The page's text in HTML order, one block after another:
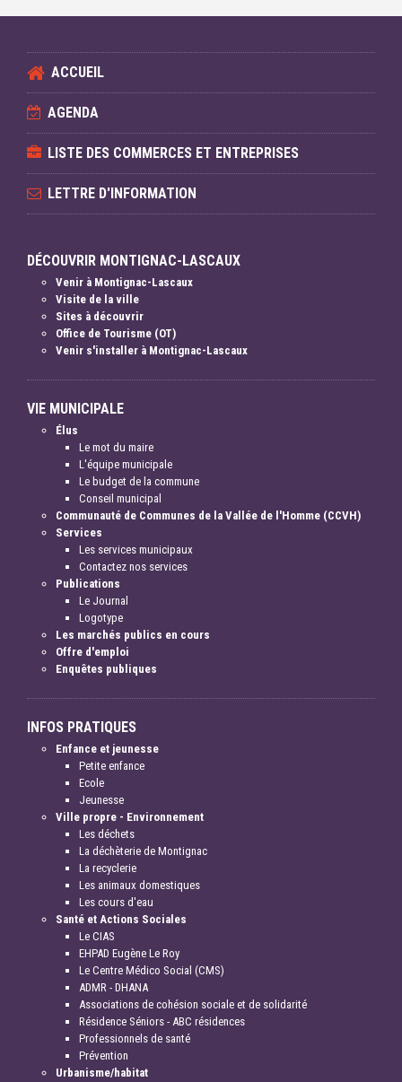
ACCUEIL
AGENDA
LISTE DES COMMERCES ET ENTREPRISES
LETTRE D'INFORMATION
DÉCOUVRIR MONTIGNAC-LASCAUX
Venir à Montignac-Lascaux
Visite de la ville
Sites à découvrir
Office de Tourisme (OT)
Venir s'installer à Montignac-Lascaux
VIE MUNICIPALE
Élus
Le mot du maire
L'équipe municipale
Le budget de la commune
Conseil municipal
Communauté de Communes de la Vallée de l'Homme (CCVH)
Services
Les services municipaux
Contactez nos services
Publications
Le Journal
Logotype
Les marchés publics en cours
Offre d'emploi
Enquêtes publiques
INFOS PRATIQUES
Enfance et jeunesse
Petite enfance
Ecole
Jeunesse
Ville propre - Environnement
Les déchets
La déchèterie de Montignac
La recyclerie
Les animaux domestiques
Les cours d'eau
Santé et Actions Sociales
Le CIAS
EHPAD Eugène Le Roy
Le Centre Médico Social (CMS)
ADMR - DHANA
Associations de cohésion sociale et de solidarité
Résidence Séniors - ABC résidences
Professionnels de santé
Prévention
Urbanisme/habitat